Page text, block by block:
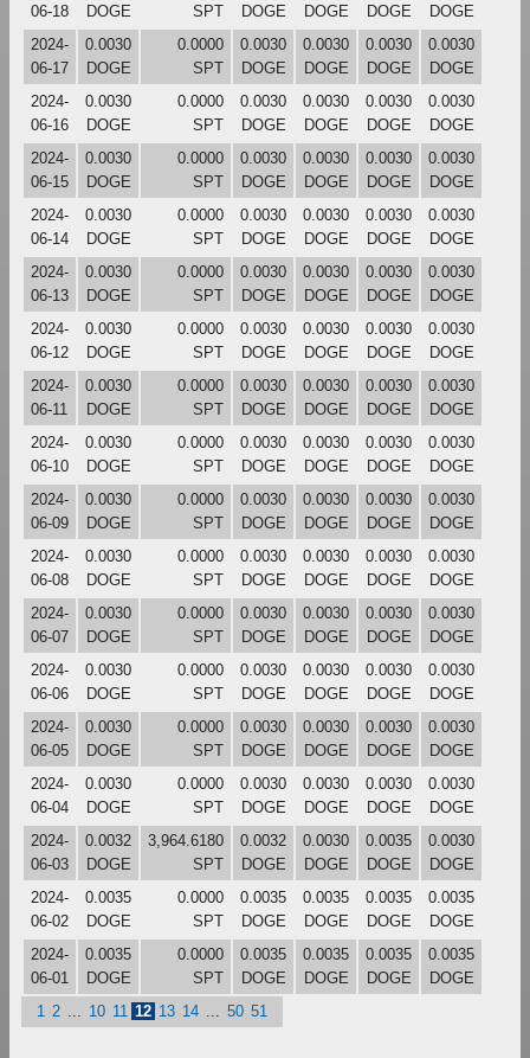
06-18
DOGE
SPT
DOGE
DOGE
DOGE
DOGE
2024-
06-17
0.0030
DOGE
0.0000
SPT
0.0030
DOGE
0.0030
DOGE
0.0030
DOGE
0.0030
DOGE
2024-
06-16
0.0030
DOGE
0.0000
SPT
0.0030
DOGE
0.0030
DOGE
0.0030
DOGE
0.0030
DOGE
2024-
06-15
0.0030
DOGE
0.0000
SPT
0.0030
DOGE
0.0030
DOGE
0.0030
DOGE
0.0030
DOGE
2024-
06-14
0.0030
DOGE
0.0000
SPT
0.0030
DOGE
0.0030
DOGE
0.0030
DOGE
0.0030
DOGE
2024-
06-13
0.0030
DOGE
0.0000
SPT
0.0030
DOGE
0.0030
DOGE
0.0030
DOGE
0.0030
DOGE
2024-
06-12
0.0030
DOGE
0.0000
SPT
0.0030
DOGE
0.0030
DOGE
0.0030
DOGE
0.0030
DOGE
2024-
06-11
0.0030
DOGE
0.0000
SPT
0.0030
DOGE
0.0030
DOGE
0.0030
DOGE
0.0030
DOGE
2024-
06-10
0.0030
DOGE
0.0000
SPT
0.0030
DOGE
0.0030
DOGE
0.0030
DOGE
0.0030
DOGE
2024-
06-09
0.0030
DOGE
0.0000
SPT
0.0030
DOGE
0.0030
DOGE
0.0030
DOGE
0.0030
DOGE
2024-
06-08
0.0030
DOGE
0.0000
SPT
0.0030
DOGE
0.0030
DOGE
0.0030
DOGE
0.0030
DOGE
2024-
06-07
0.0030
DOGE
0.0000
SPT
0.0030
DOGE
0.0030
DOGE
0.0030
DOGE
0.0030
DOGE
2024-
06-06
0.0030
DOGE
0.0000
SPT
0.0030
DOGE
0.0030
DOGE
0.0030
DOGE
0.0030
DOGE
2024-
06-05
0.0030
DOGE
0.0000
SPT
0.0030
DOGE
0.0030
DOGE
0.0030
DOGE
0.0030
DOGE
2024-
06-04
0.0030
DOGE
0.0000
SPT
0.0030
DOGE
0.0030
DOGE
0.0030
DOGE
0.0030
DOGE
2024-
06-03
0.0032
DOGE
3,964.6180
SPT
0.0032
DOGE
0.0030
DOGE
0.0035
DOGE
0.0030
DOGE
2024-
06-02
0.0035
DOGE
0.0000
SPT
0.0035
DOGE
0.0035
DOGE
0.0035
DOGE
0.0035
DOGE
2024-
06-01
0.0035
DOGE
0.0000
SPT
0.0035
DOGE
0.0035
DOGE
0.0035
DOGE
0.0035
DOGE
1
2 10 11 12 13 14 50 51